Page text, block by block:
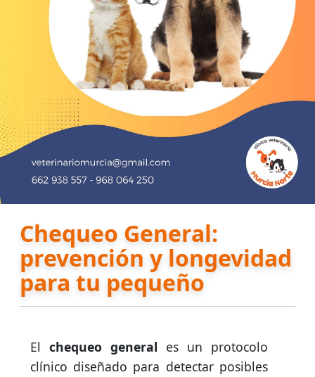
Chequeo General:
prevención y longevidad
para tu pequeño
El chequeo general es un protocolo
clínico diseñado para detectar posibles